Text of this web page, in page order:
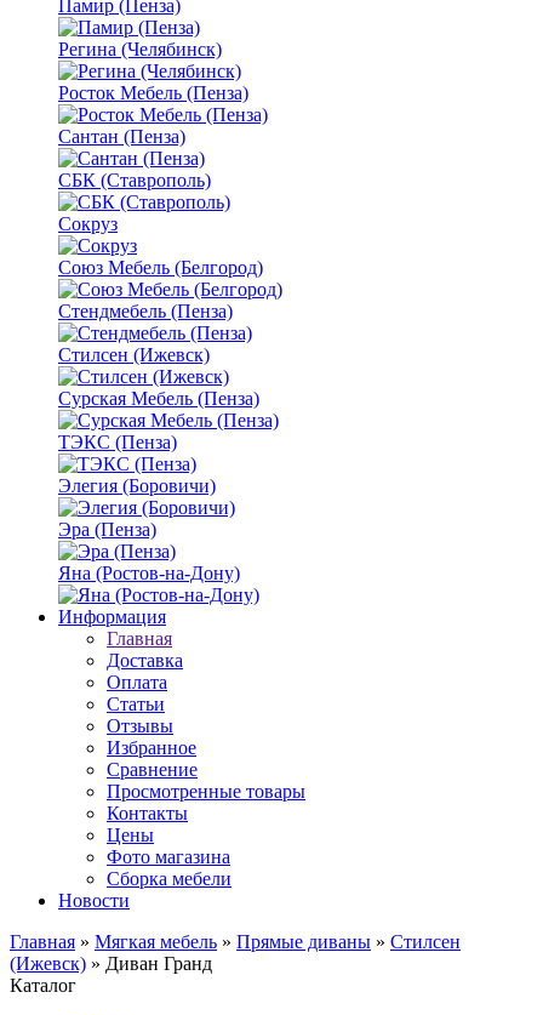
Памир (Пенза)
Регина (Челябинск)
Росток Мебель (Пенза)
Сантан (Пенза)
СБК (Ставрополь)
Сокруз
Союз Мебель (Белгород)
Стендмебель (Пенза)
Стилсен (Ижевск)
Сурская Мебель (Пенза)
ТЭКС (Пенза)
Элегия (Боровичи)
Эра (Пенза)
Яна (Ростов-на-Дону)
Информация
Главная
Доставка
Оплата
Статьи
Отзывы
Избранное
Сравнение
Просмотренные товары
Контакты
Цены
Фото магазина
Сборка мебели
Новости
Главная » Мягкая мебель » Прямые диваны » Стилсен
(Ижевск) » Диван Гранд
Каталог